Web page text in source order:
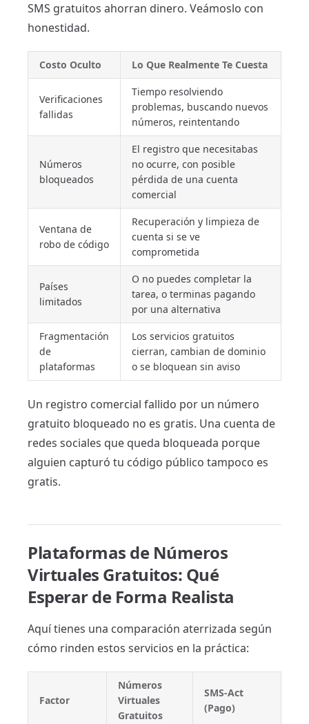
SMS gratuitos ahorran dinero. Veámoslo con
honestidad.
Costo Oculto Lo Que Realmente Te Cuesta
Verificaciones
fallidas
Tiempo resolviendo
problemas, buscando nuevos
números, reintentando
Números
bloqueados
El registro que necesitabas
no ocurre, con posible
pérdida de una cuenta
comercial
Ventana de
robo de código
Recuperación y limpieza de
cuenta si se ve
comprometida
Países
limitados
O no puedes completar la
tarea, o terminas pagando
por una alternativa
Fragmentación
de
plataformas
Los servicios gratuitos
cierran, cambian de dominio
o se bloquean sin aviso
Un registro comercial fallido por un número
gratuito bloqueado no es gratis. Una cuenta de
redes sociales que queda bloqueada porque
alguien capturó tu código público tampoco es
gratis.
Plataformas de Números
Virtuales Gratuitos: Qué
Esperar de Forma Realista
Aquí tienes una comparación aterrizada según
cómo rinden estos servicios en la práctica:
Factor
Números
Virtuales
Gratuitos
SMS-Act
(Pago)